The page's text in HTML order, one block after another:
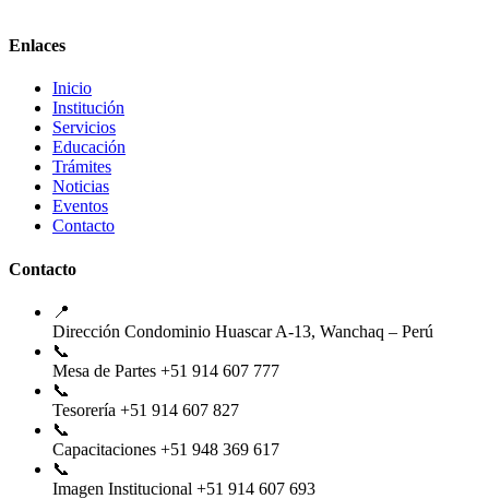
Enlaces
Inicio
Institución
Servicios
Educación
Trámites
Noticias
Eventos
Contacto
Contacto
📍
Dirección Condominio Huascar A-13, Wanchaq – Perú
📞
Mesa de Partes +51 914 607 777
📞
Tesorería +51 914 607 827
📞
Capacitaciones +51 948 369 617
📞
Imagen Institucional +51 914 607 693